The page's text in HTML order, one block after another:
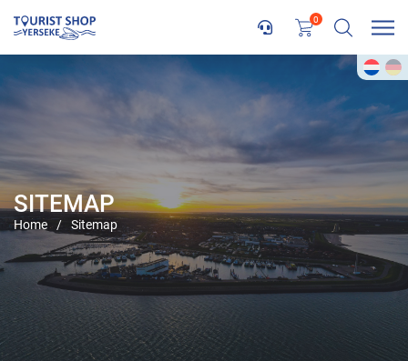
0
SITEMAP
Home / Sitemap